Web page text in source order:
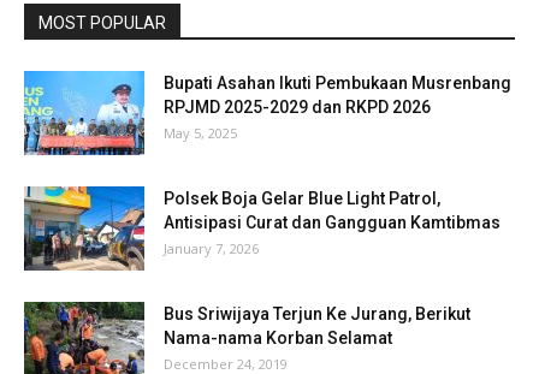
MOST POPULAR
Bupati Asahan Ikuti Pembukaan Musrenbang
RPJMD 2025-2029 dan RKPD 2026
May 5, 2025
Polsek Boja Gelar Blue Light Patrol,
Antisipasi Curat dan Gangguan Kamtibmas
January 7, 2026
Bus Sriwijaya Terjun Ke Jurang, Berikut
Nama-nama Korban Selamat
December 24, 2019